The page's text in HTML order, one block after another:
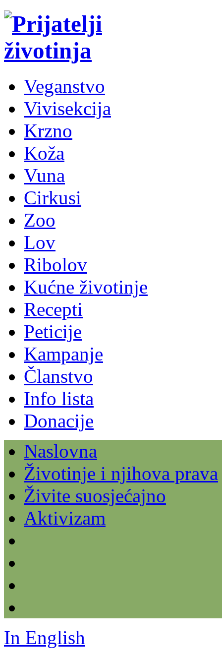
Veganstvo
Vivisekcija
Krzno
Koža
Vuna
Cirkusi
Zoo
Lov
Ribolov
Kućne životinje
Recepti
Peticije
Kampanje
Članstvo
Info lista
Donacije
Naslovna
Životinje i njihova prava
Živite suosjećajno
Aktivizam
In English